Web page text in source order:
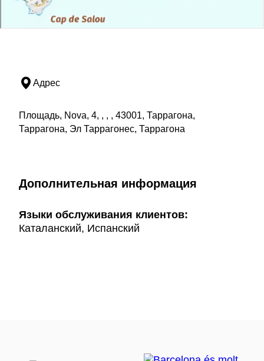
Адрес
Площадь, Nova, 4, , , , 43001, Таррагона,
Таррагона, Эл Таррагонес, Таррагона
Дополнительная информация
Языки обслуживания клиентов:
Каталанский, Испанский